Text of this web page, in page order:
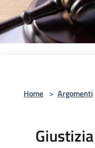
Home > Argomenti
Giustizia